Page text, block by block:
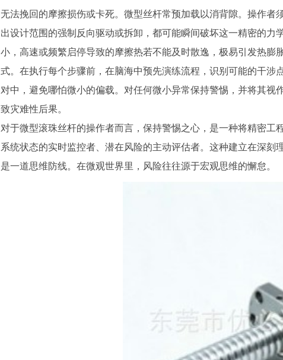
无法挽回的摩擦损伤或卡死。微型丝杆常预加载以消背隙。操作
出设计范围的强制反向驱动或拆卸，都可能瞬间破坏这一精密的
小，高速或频繁启停导致的摩擦热若不能及时散逸，极易引发热膨
式。在执行每个步骤前，在脑海中预先演练流程，识别可能的干
对中，避免哪怕微小的偏载。对任何微小异常保持警惕，并将其视
致灾难性后果。
对于微型滚珠丝杆的操作者而言，保持警惕之心，是一种将精密
系统状态的实时监控者、潜在风险的主动评估者。这种建立在深
是一道思维防线。在微观世界里，风险往往源于宏观思维的懈怠。